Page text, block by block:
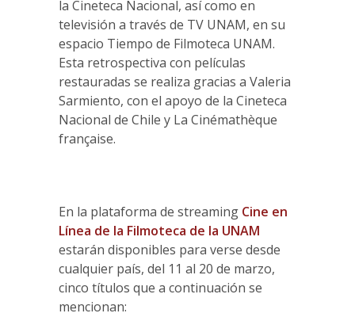
la Cineteca Nacional, así como en
televisión a través de TV UNAM, en su
espacio Tiempo de Filmoteca UNAM.
Esta retrospectiva con películas
restauradas se realiza gracias a Valeria
Sarmiento, con el apoyo de la Cineteca
Nacional de Chile y La Cinémathèque
française.
En la plataforma de streaming Cine en
Línea de la Filmoteca de la UNAM
estarán disponibles para verse desde
cualquier país, del 11 al 20 de marzo,
cinco títulos que a continuación se
mencionan: